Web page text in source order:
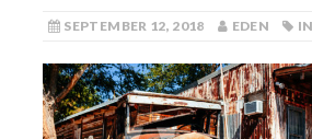
SEPTEMBER 12, 2018 EDEN